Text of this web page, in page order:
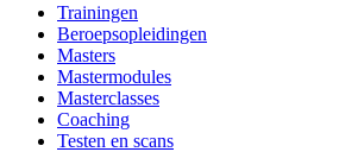
Trainingen
Beroepsopleidingen
Masters
Mastermodules
Masterclasses
Coaching
Testen en scans